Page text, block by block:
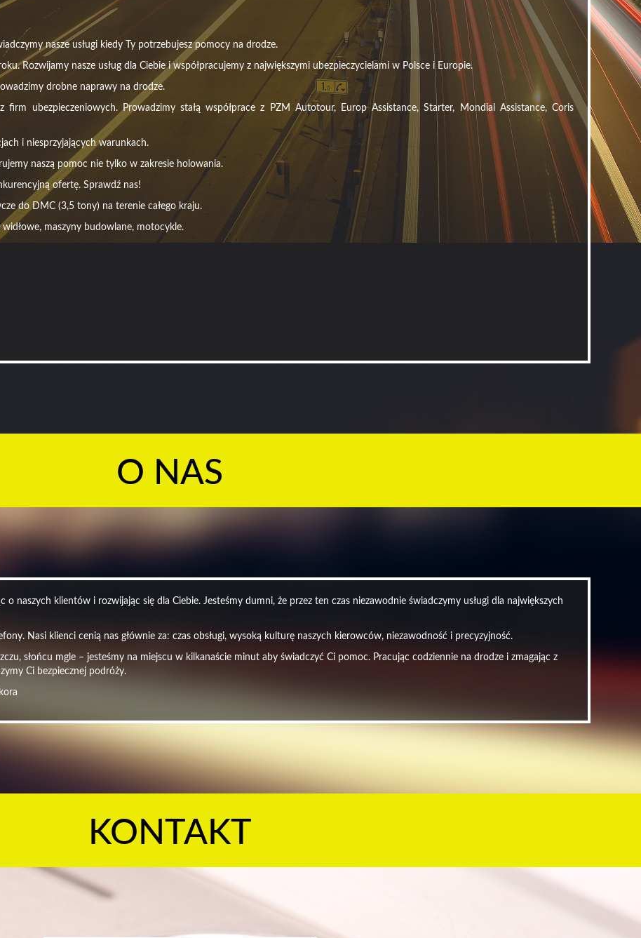
nasze usługi kiedy Ty potrzebujesz pomocy na drodze.
Rozwijamy nasze usług dla Ciebie i współpracujemy z największymi ubezpieczycielami w Polsce i Europie.
drobne naprawy na drodze.
ubezpieczeniowych. Prowadzimy stałą współprace z PZM Autotour, Europ Assistance, Starter, Mondial Assistance, Coris
i niesprzyjających warunkach.
naszą pomoc nie tylko w zakresie holowania.
ofertę. Sprawdź nas!
do DMC (3,5 tony) na terenie całego kraju.
maszyny budowlane, motocykle.
O NAS
naszych klientów i rozwijając się dla Ciebie. Jesteśmy dumni, że przez ten czas niezawodnie świadczymy usługi dla największych
Nasi klienci cenią nas głównie za: czas obsługi, wysoką kulturę naszych kierowców, niezawodność i precyzyjność.
słońcu mgle – jesteśmy na miejscu w kilkanaście minut aby świadczyć Ci pomoc. Pracując codziennie na drodze i zmagając z
Ci bezpiecznej podróży.
KONTAKT